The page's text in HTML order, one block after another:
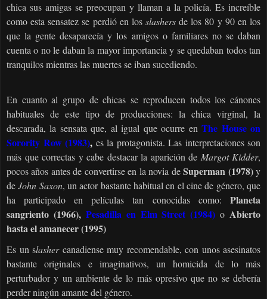
chica sus amigas se preocupan y llaman a la policía. Es increíble
como esta sensatez se perdió en los slashers de los 80 y 90 en los
que la gente desaparecía y los amigos o familiares no se daban
cuenta o no le daban la mayor importancia y se quedaban todos tan
tranquilos mientras las muertes se iban sucediendo.
En cuanto al grupo de chicas se reproducen todos los cánones
habituales de este tipo de producciones: la chica virginal, la
descarada, la sensata que, al igual que ocurre en The House on
Sorority Row (1983), es la protagonista. Las interpretaciones son
más que correctas y cabe destacar la aparición de Margot Kidder,
pocos años antes de convertirse en la novia deSuperman (1978)y
deJohn Saxon, un actor bastante habitual en el cine de género, que
ha participado en películas tan conocidas como: Planeta
sangriento (1966), Pesadilla en Elm Street (1984) o Abierto
hasta el amanecer (1995)
Es un slasher canadiense muy recomendable, con unos asesinatos
bastante originales e imaginativos, un homicida de lo más
perturbador y un ambiente de lo más opresivo que no se debería
perder ningún amante del género.